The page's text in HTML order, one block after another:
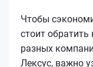
Чтобы
стоит
разных
Лексус, важно